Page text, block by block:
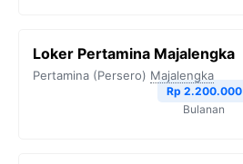
Loker Pertamina Majalengka
Pertamina (Persero) Majalengka
Rp 2.200.000
Bulanan